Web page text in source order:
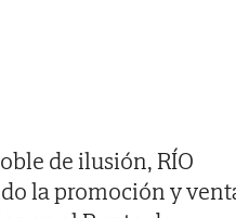
de ilusión, RÍO
la promoción y